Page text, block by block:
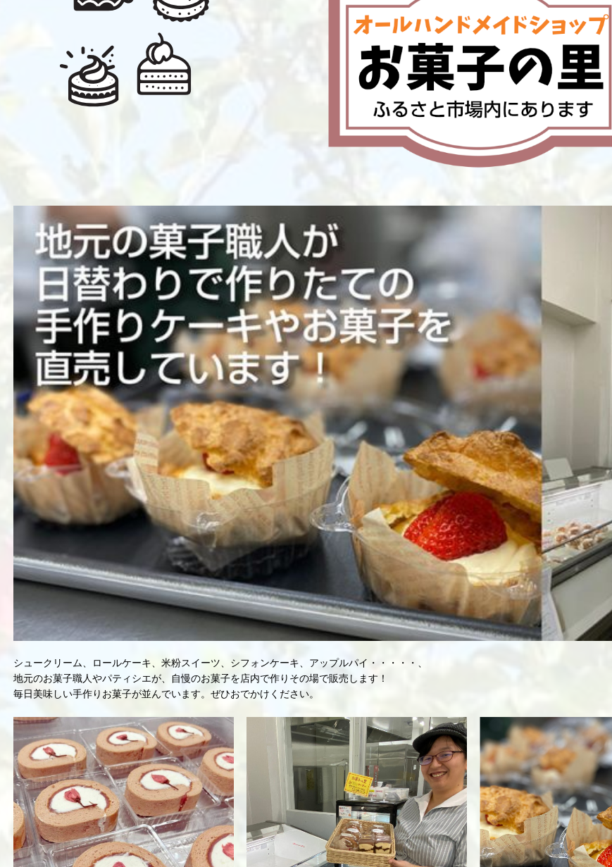
シュークリーム、ロールケーキ、米粉スイーツ、シフォンケーキ、アップルパイ・・・・・、
地元のお菓子職人やパティシエが、自慢のお菓子を店内で作りその場で販売します！
毎日美味しい手作りお菓子が並んでいます。ぜひおでかけください。